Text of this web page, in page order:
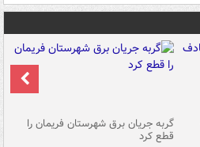
گربه جریان برق شهرستان فریمان را
قطع کرد